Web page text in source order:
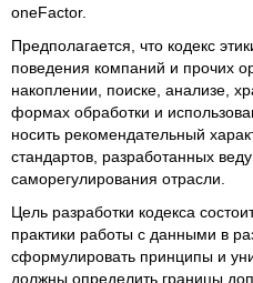
oneFactor.
Предполагается, что кодекс
поведения компаний и прочих
накоплении, поиске, анализе,
формах обработки и
носить рекомендательный
стандартов, разработанных
саморегулирования отрасли.
Цель разработки кодекса
практики работы с данными в
сформулировать принципы и
должны определить границы